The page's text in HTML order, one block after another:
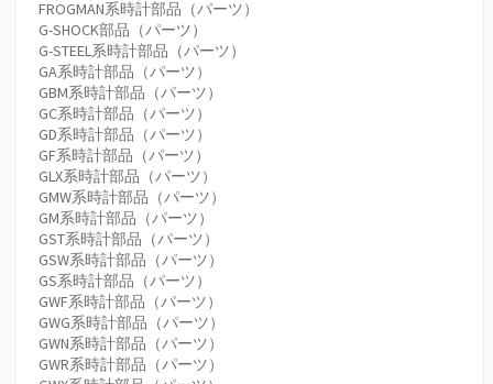
FROGMAN系時計部品（パーツ）
G-SHOCK部品（パーツ）
G-STEEL系時計部品（パーツ）
GA系時計部品（パーツ）
GBM系時計部品（パーツ）
GC系時計部品（パーツ）
GD系時計部品（パーツ）
GF系時計部品（パーツ）
GLX系時計部品（パーツ）
GMW系時計部品（パーツ）
GM系時計部品（パーツ）
GST系時計部品（パーツ）
GSW系時計部品（パーツ）
GS系時計部品（パーツ）
GWF系時計部品（パーツ）
GWG系時計部品（パーツ）
GWN系時計部品（パーツ）
GWR系時計部品（パーツ）